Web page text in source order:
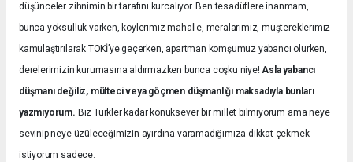
düşünceler zihnimin bir tarafını kurcalıyor. Ben tesadüflere inanmam,
bunca yoksulluk varken, köylerimiz mahalle, meralarımız, müştereklerimiz
kamulaştırılarak TOKİ’ye geçerken, apartman komşumuz yabancı olurken,
derelerimizin kurumasına aldırmazken bunca coşku niye!Asla yabancı
düşmanı değiliz, mülteci veya göçmen düşmanlığı maksadıyla bunları
yazmıyorum. Biz Türkler kadar konuksever bir millet bilmiyorum ama neye
sevinip neye üzüleceğimizin ayırdına varamadığımıza dikkat çekmek
istiyorum sadece.